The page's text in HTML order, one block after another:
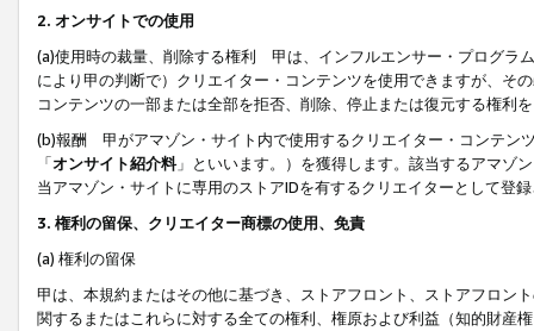
2. オンサイトでの使用
(a)使用時の裁量、削除する権利 甲は、インフルエンサー・プログラ
により甲の判断で）クリエイター・コンテンツを使用できますが、そ
コンテンツの一部または全部を拒否、削除、停止または復元する権利
(b)報酬 甲がアマゾン・サイト内で使用するクリエイター・コンテン
「オンサイト紹介料」といいます。）を獲得します。該当するアマゾ
当アマゾン・サイトに専用のストアIDを有するクリエイターとして登
3. 権利の留保、クリエイター商標の使用、免責
(a) 権利の留保
甲は、本規約またはその他に基づき、ストアフロント、ストアフロン
関するまたはこれらに対する全ての権利、権原および利益（知的財産